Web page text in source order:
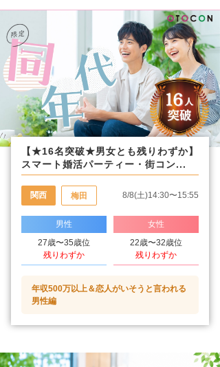
【★16名突破★男女とも残りわずか】
スマート婚活パーティー・街コン...
関西 梅田 8/8(土)14:30〜15:55
男性
27歳〜35歳位
残りわずか
女性
22歳〜32歳位
残りわずか
年収500万以上＆恋人がいそうと言われる
男性編